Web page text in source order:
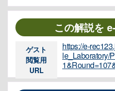
この解説を
ゲスト
閲覧用
URL
https://e-
le_Laboratory/